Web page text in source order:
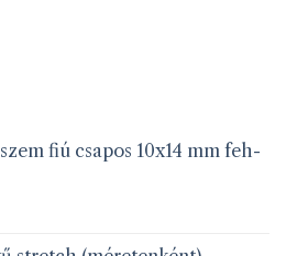
fiú csapos 10x14 mm feh-